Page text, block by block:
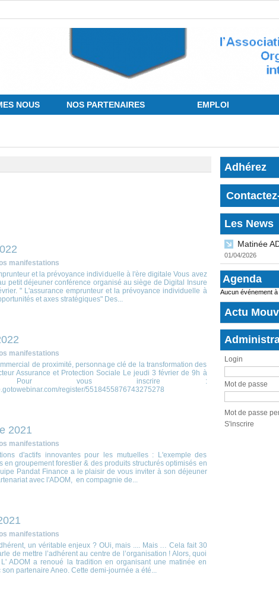
NOUS NOS PARTENAIRES EMPLOI
manifestations
et la prévoyance individuelle à l'ère digitale Vous avez
petit déjeuner conférence organisé au siège de Digital Insure
" L'assurance emprunteur et la prévoyance individuelle à
et axes stratégiques" Des...
manifestations
de proximité, personnage clé de la transformation des
Assurance et Protection Sociale Le jeudi 3 février de 9h à
Pour vous inscrire :
register/5518455876743275278
2021
manifestations
d'actifs innovantes pour les mutuelles : L'exemple des
en groupement forestier & des produits structurés optimisés en
Pandat Finance a le plaisir de vous inviter à son déjeuner
avec l'ADOM, en compagnie de...
manifestations
un véritable enjeux ? OUi, mais .... Mais … Cela fait 30
de mettre l’adhérent au centre de l’organisation ! Alors, quoi
ADOM a renoué la tradition en organisant une matinée en
partenaire Aneo. Cette demi-journée a été...
Adhérez
Les News
Matinée
01/04/2026
Agenda
Aucun événement à
Actu
Login
Mot de passe
Mot de passe
S'inscrire